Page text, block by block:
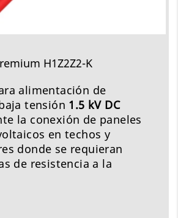
H1Z2Z2-K
alimentación de
tensión 1.5 kV DC
la conexión de paneles
en techos y
donde se requieran
de resistencia a la